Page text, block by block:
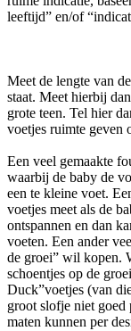
leeftijd” en/of
Meet de lengte van
staat. Meet hierbij
grote teen. Tel hier
voetjes ruimte geven
Een veel gemaakte
waarbij de baby de
een te kleine voet.
voetjes meet als de
ontspannen en dan
voeten. Een ander
de groei” wil kopen.
schoentjes op de
Duck”voetjes (van
groot slofje niet goed
maten kunnen per